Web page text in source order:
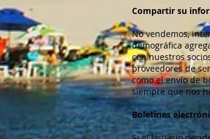
Compartir su
No vendemos,
demográfica
con nuestros
proveedores de
como el envío de
siempre que nos
Boletines